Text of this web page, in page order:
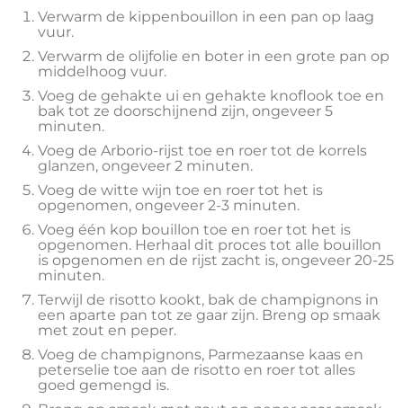
Verwarm de kippenbouillon in een pan op laag
vuur.
Verwarm de olijfolie en boter in een grote pan op
middelhoog vuur.
Voeg de gehakte ui en gehakte knoflook toe en
bak tot ze doorschijnend zijn, ongeveer 5
minuten.
Voeg de Arborio-rijst toe en roer tot de korrels
glanzen, ongeveer 2 minuten.
Voeg de witte wijn toe en roer tot het is
opgenomen, ongeveer 2-3 minuten.
Voeg één kop bouillon toe en roer tot het is
opgenomen. Herhaal dit proces tot alle bouillon
is opgenomen en de rijst zacht is, ongeveer 20-25
minuten.
Terwijl de risotto kookt, bak de champignons in
een aparte pan tot ze gaar zijn. Breng op smaak
met zout en peper.
Voeg de champignons, Parmezaanse kaas en
peterselie toe aan de risotto en roer tot alles
goed gemengd is.